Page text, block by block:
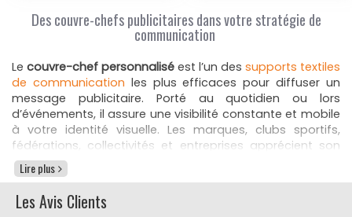
Des couvre-chefs publicitaires dans votre stratégie de
communication
Le couvre-chef personnalisé est l’un des supports textiles
de communication les plus efficaces pour diffuser un
message publicitaire. Porté au quotidien ou lors
d’événements, il assure une visibilité constante et mobile
à votre identité visuelle. Les marques, clubs sportifs,
fédérations, collectivités et entreprises apprécient son
impact à la fois pratique et marketing. Qu’il s’agisse d’un
accessoire de protection solaire, d’un élément
vestimentaire d’équipe ou d’un
véhicule votre image de manière durable et positive.
Lire plus
Les Avis Clients